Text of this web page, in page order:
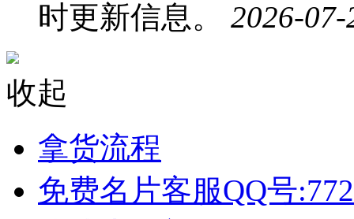
时更新信息。 2026-
收起
拿货流程
免费名片客服QQ号